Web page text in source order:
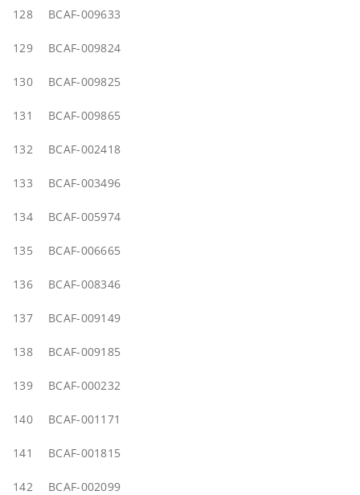
128 BCAF-009633
129 BCAF-009824
130 BCAF-009825
131 BCAF-009865
132 BCAF-002418
133 BCAF-003496
134 BCAF-005974
135 BCAF-006665
136 BCAF-008346
137 BCAF-009149
138 BCAF-009185
139 BCAF-000232
140 BCAF-001171
141 BCAF-001815
142 BCAF-002099